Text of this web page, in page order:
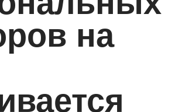
на